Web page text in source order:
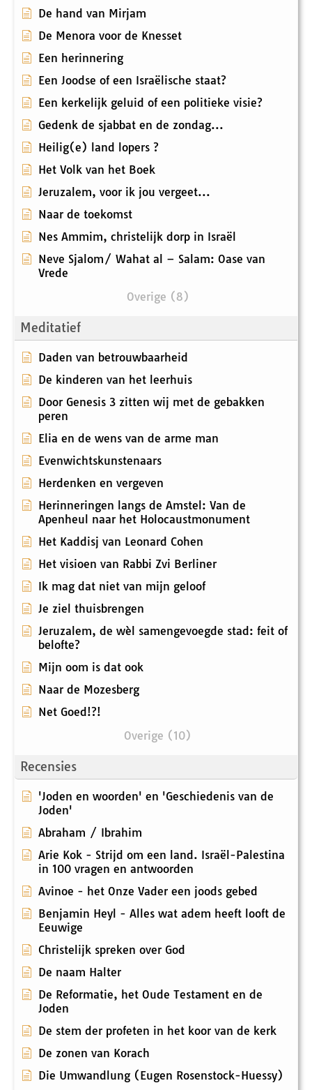
De hand van Mirjam
De Menora voor de Knesset
Een herinnering
Een Joodse of een Israëlische staat?
Een kerkelijk geluid of een politieke visie?
Gedenk de sjabbat en de zondag...
Heilig(e) land lopers ?
Het Volk van het Boek
Jeruzalem, voor ik jou vergeet...
Naar de toekomst
Nes Ammim, christelijk dorp in Israël
Neve Sjalom/ Wahat al – Salam: Oase van
Vrede
Overige (8)
Meditatief
Daden van betrouwbaarheid
De kinderen van het leerhuis
Door Genesis 3 zitten wij met de gebakken
peren
Elia en de wens van de arme man
Evenwichtskunstenaars
Herdenken en vergeven
Herinneringen langs de Amstel: Van de
Apenheul naar het Holocaustmonument
Het Kaddisj van Leonard Cohen
Het visioen van Rabbi Zvi Berliner
Ik mag dat niet van mijn geloof
Je ziel thuisbrengen
Jeruzalem, de wèl samengevoegde stad: feit of
belofte?
Mijn oom is dat ook
Naar de Mozesberg
Net Goed!?!
Overige (10)
Recensies
'Joden en woorden' en 'Geschiedenis van de
Joden'
Abraham / Ibrahim
Arie Kok - Strijd om een land. Israël-Palestina
in 100 vragen en antwoorden
Avinoe - het Onze Vader een joods gebed
Benjamin Heyl - Alles wat adem heeft looft de
Eeuwige
Christelijk spreken over God
De naam Halter
De Reformatie, het Oude Testament en de
Joden
De stem der profeten in het koor van de kerk
De zonen van Korach
Die Umwandlung (Eugen Rosenstock-Huessy)